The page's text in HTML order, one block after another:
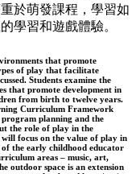
於萌發課程，學習如
學習和遊戲體驗。
that promote
of play that facilitate
Students examine the
that promote development in
from birth to twelve years.
Curriculum Framework
planning and the
the role of play in the
focus on the value of play in
the early childhood educator
areas – music, art,
outdoor space is an extension